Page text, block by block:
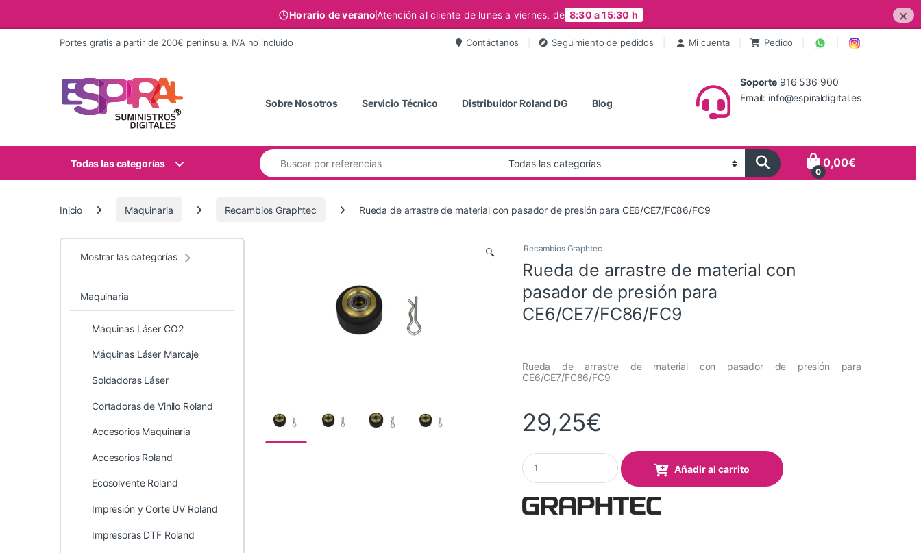
Horario de veranoAtención al cliente de lunes a viernes, de 8:30 a 15:30 h ×
Ir al contenidoPortes gratis a partir de 200€ peninsula. IVA no incluido Contáctanos Seguimiento de pedidos Mi cuenta Pedido
Sobre Nosotros Servicio Técnico Distribuidor Roland DG Blog
Soporte 916 536 900
Email: info@espiraldigital.es
Todas las categorías
Buscar:
0
0,00€
Inicio Maquinaria Recambios Graphtec Rueda de arrastre de material con pasador de presión para CE6/CE7/FC86/FC9
🔍 Recambios Graphtec
Rueda de arrastre de material con
pasador de presión para
CE6/CE7/FC86/FC9
Rueda de arrastre de material con pasador de presión para
CE6/CE7/FC86/FC9
29,25€
Rueda de arrastre de material con pasador de presión para CE6/CE7/FC86/FC9
Añadir al carrito
Mostrar las categorías
Maquinaria
Máquinas Láser CO2
Máquinas Láser Marcaje
Soldadoras Láser
Cortadoras de Vinilo Roland
Accesorios Maquinaria
Accesorios Roland
Ecosolvente Roland
Impresión y Corte UV Roland
Impresoras DTF Roland